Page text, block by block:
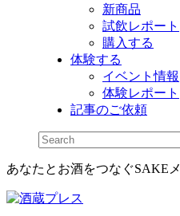
新商品
試飲レポート
購入する
体験する
イベント情報
体験レポート
記事のご依頼
あなたとお酒をつなぐSAKE